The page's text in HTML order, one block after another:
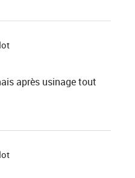
après usinage tout